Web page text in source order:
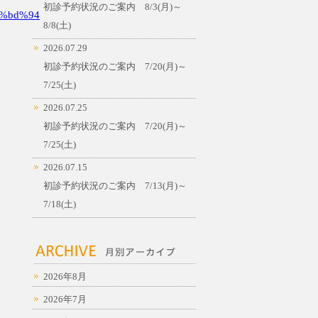
初診予約状況のご案内 8/3(月)～
8/8(土)
2026.07.29
初診予約状況のご案内 7/20(月)～
7/25(土)
2026.07.25
初診予約状況のご案内 7/20(月)～
7/25(土)
2026.07.15
初診予約状況のご案内 7/13(月)～
7/18(土)
2026年8月
2026年7月